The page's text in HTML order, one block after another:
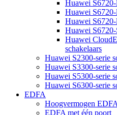
Huawei S6720-
Huawei
Huawei
Huawei S6720-
Huawei
schakelaars
Huawei S2300-serie
Huawei S3300-serie
Huawei S5300-serie
Huawei S6300-serie
EDFA
Hoogvermogen
EDFA met één poort